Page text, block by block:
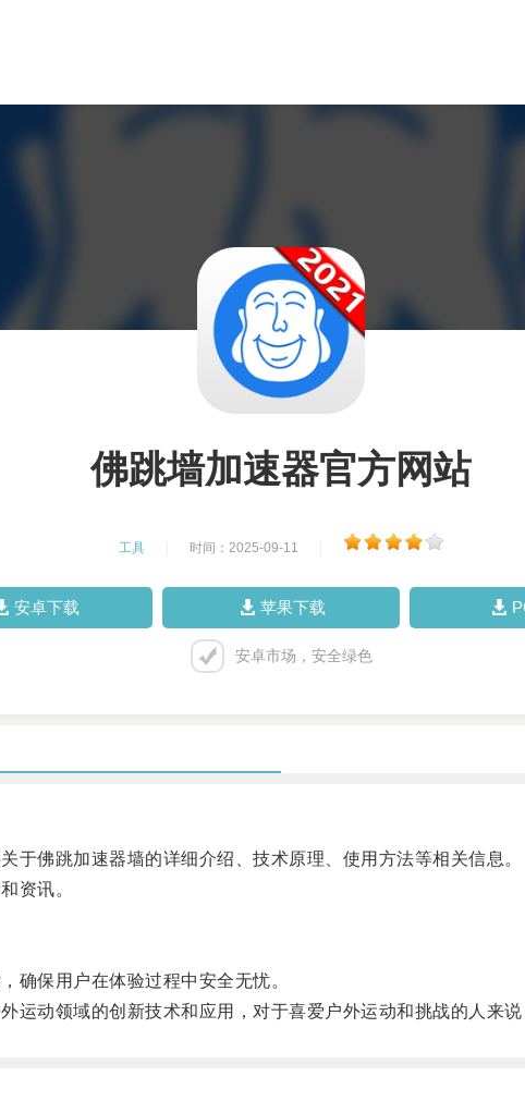
佛跳墙加速器官方网站
工具 时间：2025-09-11
安卓下载 苹果下载
安卓市场，安全绿色
佛跳加速器墙的详细介绍、技术原理、使用方法等相关信息。
资讯。
保用户在体验过程中安全无忧。
动领域的创新技术和应用，对于喜爱户外运动和挑战的人来说